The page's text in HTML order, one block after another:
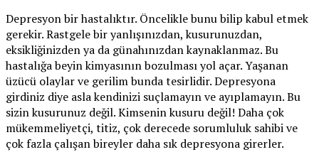
Depresyon bir hastalıktır. Öncelikle bunu bilip kabul etmek
gerekir. Rastgele bir yanlışınızdan, kusurunuzdan,
eksikliğinizden ya da günahınızdan kaynaklanmaz. Bu
hastalığa beyin kimyasının bozulması yol açar. Yaşanan
üzücü olaylar ve gerilim bunda tesirlidir. Depresyona
girdiniz diye asla kendinizi suçlamayın ve ayıplamayın. Bu
sizin kusurunuz değil. Kimsenin kusuru değil! Daha çok
mükemmeliyetçi, titiz, çok derecede sorumluluk sahibi ve
çok fazla çalışan bireyler daha sık depresyona girerler.